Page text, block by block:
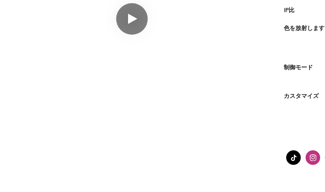
IP比
色を放射します
制御モード
カスタマイズ